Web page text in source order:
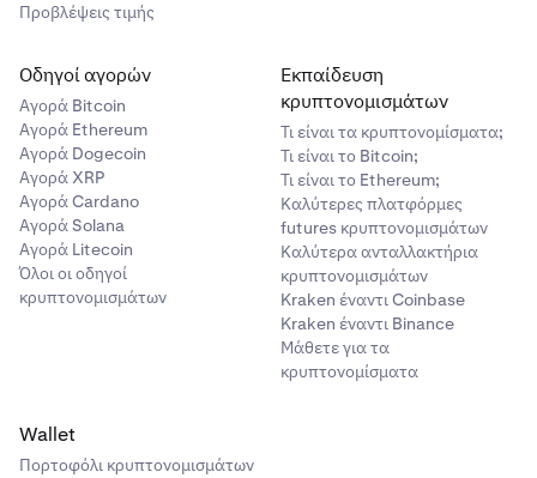
Προβλέψεις τιμής
Οδηγοί αγορών
Αγορά Bitcoin
Αγορά Ethereum
Αγορά Dogecoin
Αγορά XRP
Αγορά Cardano
Αγορά Solana
Αγορά Litecoin
Όλοι οι οδηγοί
κρυπτονομισμάτων
Εκπαίδευση
κρυπτονομισμάτων
Τι είναι τα κρυπτονομίσματα;
Τι είναι το Bitcoin;
Τι είναι το Ethereum;
Καλύτερες πλατφόρμες
futures κρυπτονομισμάτων
Καλύτερα ανταλλακτήρια
κρυπτονομισμάτων
Kraken έναντι Coinbase
Kraken έναντι Binance
Μάθετε για τα
κρυπτονομίσματα
Wallet
Πορτοφόλι κρυπτονομισμάτων